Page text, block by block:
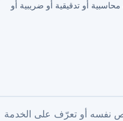
أو تدقيقية أو ضريبية أو
نفسه أو تعرّف على الخدمة